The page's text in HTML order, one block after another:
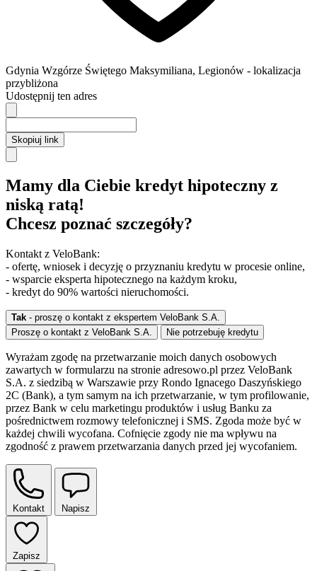
Gdynia Wzgórze Świętego Maksymiliana, Legionów - lokalizacja
przybliżona
Udostępnij ten adres
Skopiuj link
Mamy dla Ciebie kredyt hipoteczny z
niską ratą!
Chcesz poznać szczegóły?
Kontakt z VeloBank:
- ofertę, wniosek i decyzję o przyznaniu kredytu w procesie online,
- wsparcie eksperta hipotecznego na każdym kroku,
- kredyt do 90% wartości nieruchomości.
Tak - proszę o kontakt z ekspertem VeloBank S.A.
Proszę o kontakt z VeloBank S.A.
Nie potrzebuję kredytu
Wyrażam zgodę na przetwarzanie moich danych osobowych
zawartych w formularzu na stronie adresowo.pl przez VeloBank
S.A. z siedzibą w Warszawie przy Rondo Ignacego Daszyńskiego
2C (Bank), a tym samym na ich przetwarzanie, w tym profilowanie,
przez Bank w celu marketingu produktów i usług Banku za
pośrednictwem rozmowy telefonicznej i SMS. Zgoda może być w
każdej chwili wycofana. Cofnięcie zgody nie ma wpływu na
zgodność z prawem przetwarzania danych przed jej wycofaniem.
Kontakt Napisz
Zapisz